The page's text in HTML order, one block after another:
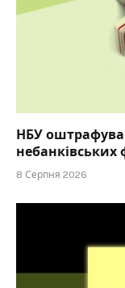
НБУ
небанківських
8 Серпня 2026